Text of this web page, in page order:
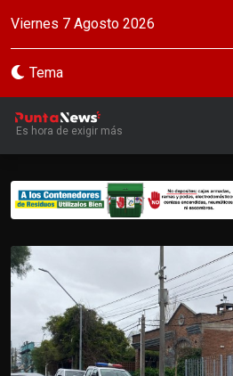
Viernes 7 Agosto 2026
Tema
Es hora de exigir más